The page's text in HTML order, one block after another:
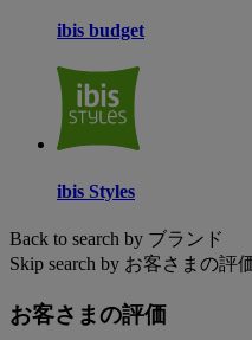
ibis budget
ibis Styles
Back to search by ブランド
Skip search by お客さまの評
お客さまの評価